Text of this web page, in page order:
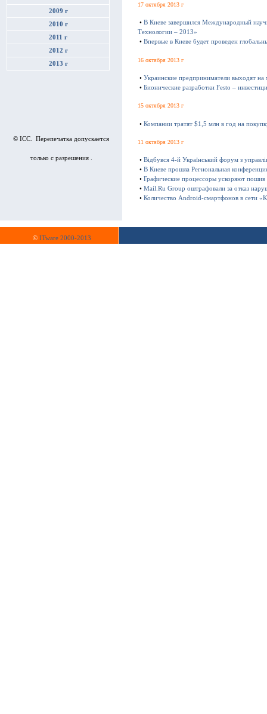
2009 г
2010 г
2011 г
2012 г
2013 г
© ICC. Перепечатка допускается
только с разрешения .
17 октября 2013 г
• В Киеве завершился Международный
Технологии – 2013»
• Впервые в Киеве будет проведен
16 октября 2013 г
• Украинские предприниматели выходят
• Бионические разработки Festo –
15 октября 2013 г
• Компании тратят $1,5 млн в год на
11 октября 2013 г
• Відбувся 4-й Український форум з
• В Киеве прошла Региональная
• Графические процессоры ускоряют
• Mail.Ru Group оштрафовали за отказ
• Количество Android-смартфонов в сети
© ITware 2000-2013